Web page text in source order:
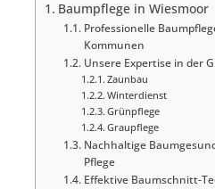
Baumpflege in Wiesmoor
Professionelle
Kommunen
Unsere Expertise in der
Zaunbau
Winterdienst
Grünpflege
Graupflege
Nachhaltige
Pflege
Effektive Baumschnitt-